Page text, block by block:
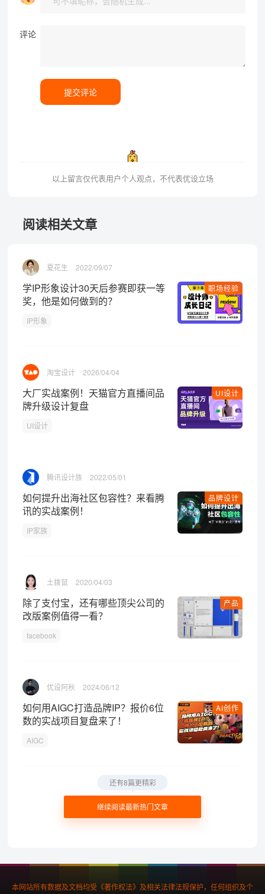
评论
提交评论
以上留言仅代表用户个人观点，不代表优设立场
阅读相关文章
夏花生 2022/09/07
职场经验
学IP形象设计30天后参赛即获一等
奖，他是如何做到的？
IP形象
淘宝设计 2026/04/04
UI设计
大厂实战案例！天猫官方直播间品
牌升级设计复盘
UI设计
腾讯设计族 2022/05/01
品牌设计
如何提升出海社区包容性？来看腾
讯的实战案例！
IP家族
土拨鼠 2020/04/03
产品
除了支付宝，还有哪些顶尖公司的
改版案例值得一看？
facebook
优设阿秋 2024/06/12
AI创作
如何用AIGC打造品牌IP？报价6位
数的实战项目复盘来了！
AIGC
继续阅读最新热门文章
还有8篇更精彩
本网站所有数据及文档均受《著作权法》及相关法律法规保护，任何组织及个